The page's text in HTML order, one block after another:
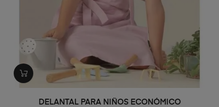
DELANTAL PARA NIÑOS ECONÓMICO